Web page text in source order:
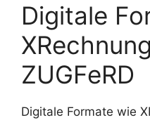
Digitale
ZUGFeRD
Digitale Formate wie